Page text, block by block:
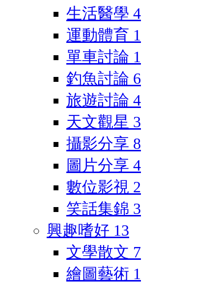
生活醫學 4
運動體育 1
單車討論 1
釣魚討論 6
旅遊討論 4
天文觀星 3
攝影分享 8
圖片分享 4
數位影視 2
笑話集錦 3
興趣嗜好 13
文學散文 7
繪圖藝術 1